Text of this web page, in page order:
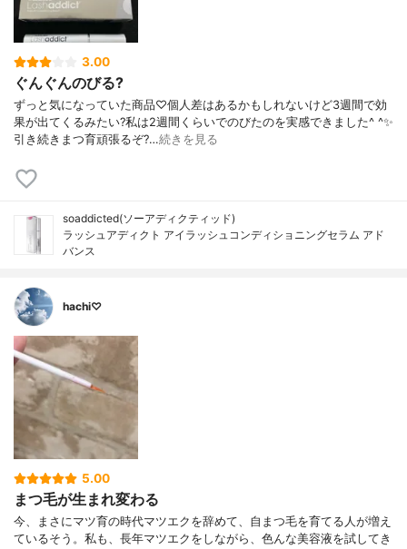
3.00
ぐんぐんのびる?
ずっと気になっていた商品♡個人差はあるかもしれないけど3週間で効
果が出てくるみたい?私は2週間くらいでのびたのを実感できました^ ^✨
引き続きまつ育頑張るぞ?…続きを見る
soaddicted(ソーアディクティッド)
ラッシュアディクト アイラッシュコンディショニングセラム アド
バンス
hachi♡
5.00
まつ毛が生まれ変わる
今、まさにマツ育の時代マツエクを辞めて、自まつ毛を育てる人が増え
ているそう。私も、長年マツエクをしながら、色んな美容液を試してき